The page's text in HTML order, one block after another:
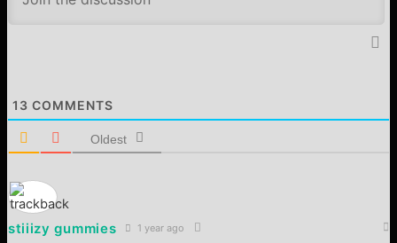
13 COMMENTS
Oldest
stiiizy gummies 1 year ago